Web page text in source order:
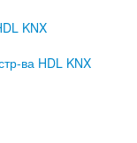
KNX
ва HDL KNX